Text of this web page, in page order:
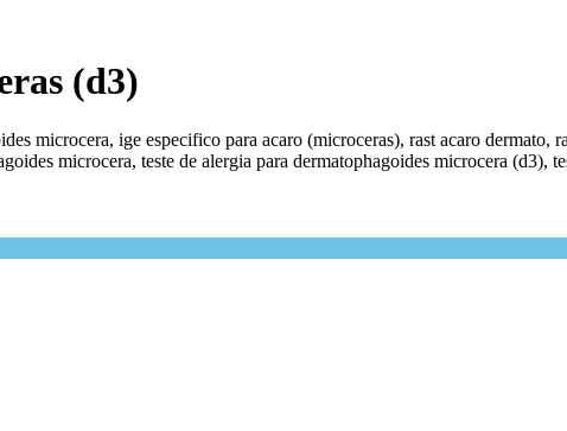
(d3)
microcera, ige especifico para acaro (microceras), rast acaro dermato,
microcera, teste de alergia para dermatophagoides microcera (d3),